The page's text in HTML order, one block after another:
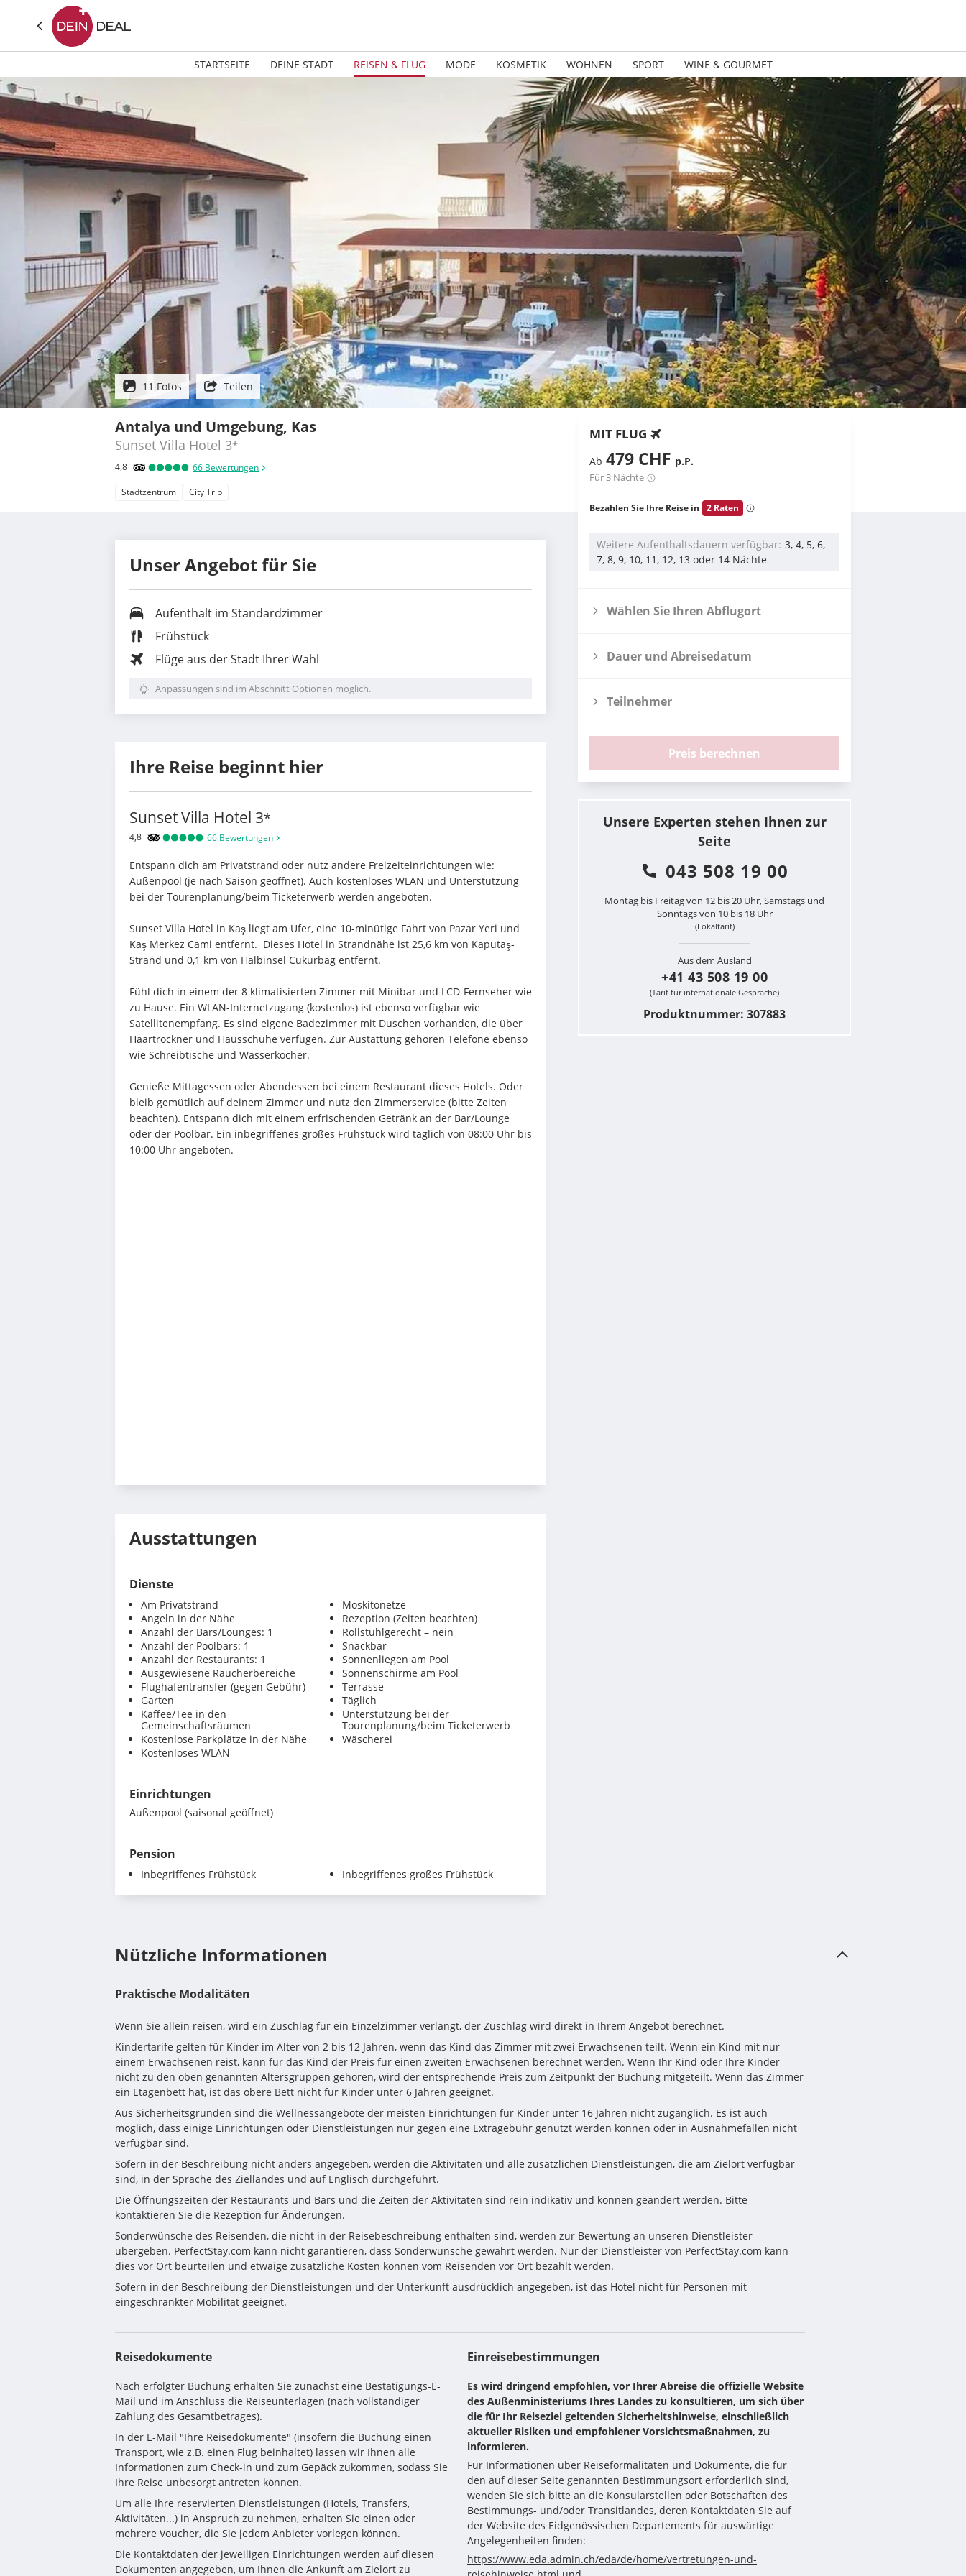
STARTSEITE DEINE STADT REISEN & FLUG MODE KOSMETIK WOHNEN SPORT WINE & GOURMET
11 Fotos Teilen
Antalya und Umgebung, Kas
Sunset Villa Hotel 3*
4,8 66 Bewertungen
Stadtzentrum City Trip
MIT FLUG
Ab 479 CHF p.P.
Für 3 Nächte
Bezahlen Sie Ihre Reise in 2 Raten
Weitere Aufenthaltsdauern verfügbar 3, 4, 5, 6,
7, 8, 9, 10, 11, 12, 13 oder 14 Nächte
Wählen Sie Ihren Abflugort
Dauer und Abreisedatum
Teilnehmer
Preis berechnen
Unsere Experten stehen Ihnen zur
Seite
043 508 19 00
Montag bis Freitag von 12 bis 20 Uhr, Samstags und
Sonntags von 10 bis 18 Uhr
(Lokaltarif)
Aus dem Ausland
+41 43 508 19 00
(Tarif für internationale Gespräche)
Produktnummer: 307883
Unser Angebot für Sie
Aufenthalt im Standardzimmer
Frühstück
Flüge aus der Stadt Ihrer Wahl
Anpassungen sind im Abschnitt Optionen möglich.
Ihre Reise beginnt hier
Sunset Villa Hotel 3*
4,8 66 Bewertungen
Entspann dich am Privatstrand oder nutz andere Freizeiteinrichtungen wie:
Außenpool (je nach Saison geöffnet). Auch kostenloses WLAN und Unterstützung
bei der Tourenplanung/beim Ticketerwerb werden angeboten.
Sunset Villa Hotel in Kaş liegt am Ufer, eine 10-minütige Fahrt von Pazar Yeri und
Kaş Merkez Cami entfernt.  Dieses Hotel in Strandnähe ist 25,6 km von Kaputaş-
Strand und 0,1 km von Halbinsel Cukurbag entfernt.
Fühl dich in einem der 8 klimatisierten Zimmer mit Minibar und LCD-Fernseher wie
zu Hause. Ein WLAN-Internetzugang (kostenlos) ist ebenso verfügbar wie
Satellitenempfang. Es sind eigene Badezimmer mit Duschen vorhanden, die über
Haartrockner und Hausschuhe verfügen. Zur Austattung gehören Telefone ebenso
wie Schreibtische und Wasserkocher.
Genieße Mittagessen oder Abendessen bei einem Restaurant dieses Hotels. Oder
bleib gemütlich auf deinem Zimmer und nutz den Zimmerservice (bitte Zeiten
beachten). Entspann dich mit einem erfrischenden Getränk an der Bar/Lounge
oder der Poolbar. Ein inbegriffenes großes Frühstück wird täglich von 08:00 Uhr bis
10:00 Uhr angeboten.
Ausstattungen
Dienste
Am Privatstrand
Angeln in der Nähe
Anzahl der Bars/Lounges: 1
Anzahl der Poolbars: 1
Anzahl der Restaurants: 1
Ausgewiesene Raucherbereiche
Flughafentransfer (gegen Gebühr)
Garten
Kaffee/Tee in den
Gemeinschaftsräumen
Kostenlose Parkplätze in der Nähe
Kostenloses WLAN
Moskitonetze
Rezeption (Zeiten beachten)
Rollstuhlgerecht – nein
Snackbar
Sonnenliegen am Pool
Sonnenschirme am Pool
Terrasse
Täglich
Unterstützung bei der
Tourenplanung/beim Ticketerwerb
Wäscherei
Einrichtungen
Außenpool (saisonal geöffnet)
Pension
Inbegriffenes Frühstück Inbegriffenes großes Frühstück
Nützliche Informationen
Praktische Modalitäten
Wenn Sie allein reisen, wird ein Zuschlag für ein Einzelzimmer verlangt, der Zuschlag wird direkt in Ihrem Angebot berechnet.
Kindertarife gelten für Kinder im Alter von 2 bis 12 Jahren, wenn das Kind das Zimmer mit zwei Erwachsenen teilt. Wenn ein Kind mit nur
einem Erwachsenen reist, kann für das Kind der Preis für einen zweiten Erwachsenen berechnet werden. Wenn Ihr Kind oder Ihre Kinder
nicht zu den oben genannten Altersgruppen gehören, wird der entsprechende Preis zum Zeitpunkt der Buchung mitgeteilt. Wenn das Zimmer
ein Etagenbett hat, ist das obere Bett nicht für Kinder unter 6 Jahren geeignet.
Aus Sicherheitsgründen sind die Wellnessangebote der meisten Einrichtungen für Kinder unter 16 Jahren nicht zugänglich. Es ist auch
möglich, dass einige Einrichtungen oder Dienstleistungen nur gegen eine Extragebühr genutzt werden können oder in Ausnahmefällen nicht
verfügbar sind.
Sofern in der Beschreibung nicht anders angegeben, werden die Aktivitäten und alle zusätzlichen Dienstleistungen, die am Zielort verfügbar
sind, in der Sprache des Ziellandes und auf Englisch durchgeführt.
Die Öffnungszeiten der Restaurants und Bars und die Zeiten der Aktivitäten sind rein indikativ und können geändert werden. Bitte
kontaktieren Sie die Rezeption für Änderungen.
Sonderwünsche des Reisenden, die nicht in der Reisebeschreibung enthalten sind, werden zur Bewertung an unseren Dienstleister
übergeben. PerfectStay.com kann nicht garantieren, dass Sonderwünsche gewährt werden. Nur der Dienstleister von PerfectStay.com kann
dies vor Ort beurteilen und etwaige zusätzliche Kosten können vom Reisenden vor Ort bezahlt werden.
Sofern in der Beschreibung der Dienstleistungen und der Unterkunft ausdrücklich angegeben, ist das Hotel nicht für Personen mit
eingeschränkter Mobilität geeignet.
Reisedokumente
Nach erfolgter Buchung erhalten Sie zunächst eine Bestätigungs-E-
Mail und im Anschluss die Reiseunterlagen (nach vollständiger
Zahlung des Gesamtbetrages).
In der E-Mail "Ihre Reisedokumente" (insofern die Buchung einen
Transport, wie z.B. einen Flug beinhaltet) lassen wir Ihnen alle
Informationen zum Check-in und zum Gepäck zukommen, sodass Sie
Ihre Reise unbesorgt antreten können.
Um alle Ihre reservierten Dienstleistungen (Hotels, Transfers,
Aktivitäten...) in Anspruch zu nehmen, erhalten Sie einen oder
mehrere Voucher, die Sie jedem Anbieter vorlegen können.
Die Kontaktdaten der jeweiligen Einrichtungen werden auf diesen
Dokumenten angegeben, um Ihnen die Ankunft am Zielort zu
Einreisebestimmungen
Es wird dringend empfohlen, vor Ihrer Abreise die offizielle Website
des Außenministeriums Ihres Landes zu konsultieren, um sich über
die für Ihr Reiseziel geltenden Sicherheitshinweise, einschließlich
aktueller Risiken und empfohlener Vorsichtsmaßnahmen, zu
informieren.
Für Informationen über Reiseformalitäten und Dokumente, die für
den auf dieser Seite genannten Bestimmungsort erforderlich sind,
wenden Sie sich bitte an die Konsularstellen oder Botschaften des
Bestimmungs- und/oder Transitlandes, deren Kontaktdaten Sie auf
der Website des Eidgenössischen Departements für auswärtige
Angelegenheiten finden:
https://www.eda.admin.ch/eda/de/home/vertretungen-und-